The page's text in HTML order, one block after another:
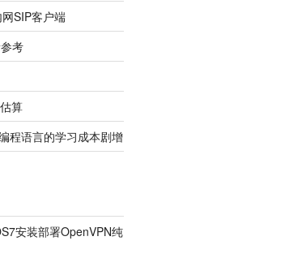
SIP客户端
考
算
程语言的学习成本剧增
安装部署OpenVPN纯